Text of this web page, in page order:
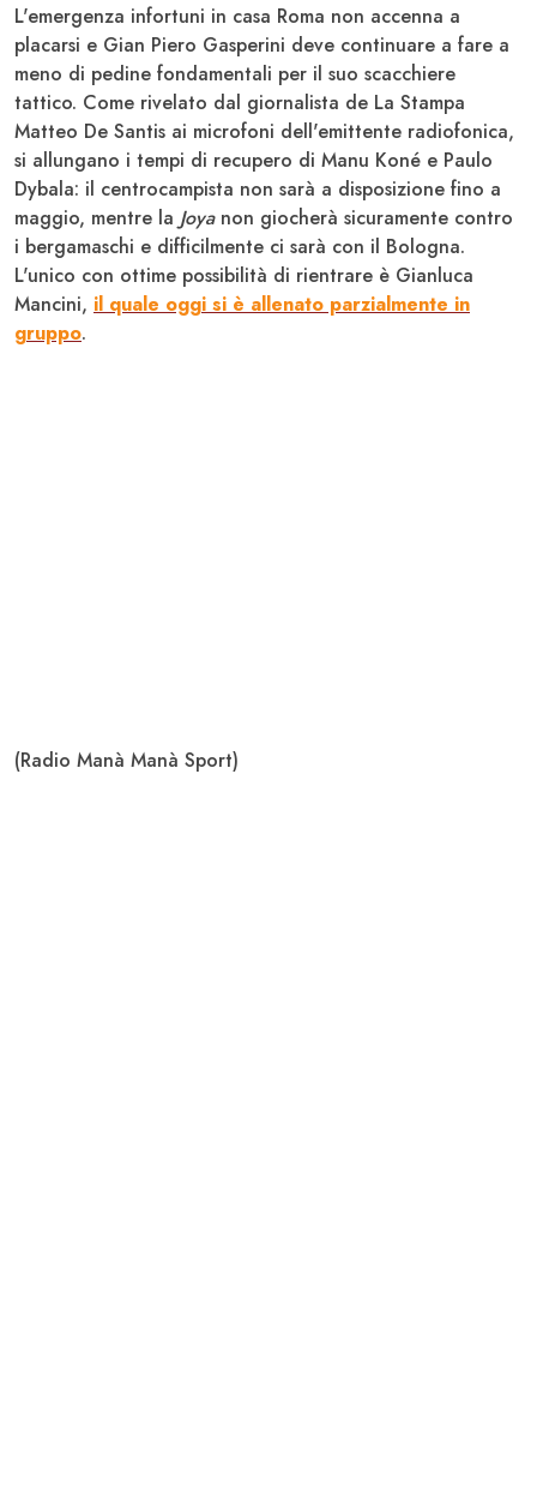
L'emergenza infortuni in casa Roma non accenna a
placarsi e Gian Piero Gasperini deve continuare a fare a
meno di pedine fondamentali per il suo scacchiere
tattico. Come rivelato dal giornalista de La Stampa
Matteo De Santis ai microfoni dell'emittente radiofonica,
si allungano i tempi di recupero di Manu Koné e Paulo
Dybala: il centrocampista non sarà a disposizione fino a
maggio, mentre la Joya non giocherà sicuramente contro
i bergamaschi e difficilmente ci sarà con il Bologna.
L'unico con ottime possibilità di rientrare è Gianluca
Mancini, il quale oggi si è allenato parzialmente in
gruppo.
(Radio Manà Manà Sport)